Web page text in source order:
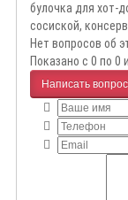
булочка для хот-
сосиской,
Нет вопросов об
Показано с 0 по 0
Написать вопрос